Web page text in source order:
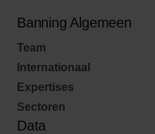
Banning Algemeen
Team
Internationaal
Expertises
Sectoren
Data